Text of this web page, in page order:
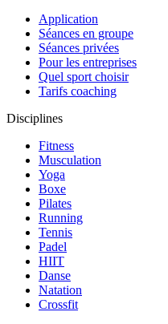
Application
Séances en groupe
Séances privées
Pour les entreprises
Quel sport choisir
Tarifs coaching
Disciplines
Fitness
Musculation
Yoga
Boxe
Pilates
Running
Tennis
Padel
HIIT
Danse
Natation
Crossfit